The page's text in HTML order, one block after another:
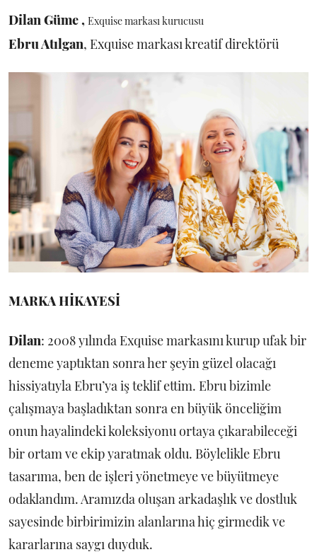
Dilan Güme , Exquise markası kurucusu
Ebru Atılgan, Exquise markası kreatif direktörü
MARKA HİKAYESİ
Dilan: 2008 yılında Exquise markasını kurup ufak bir
deneme yaptıktan sonra her şeyin güzel olacağı
hissiyatıyla Ebru’ya iş teklif ettim. Ebru bizimle
çalışmaya başladıktan sonra en büyük önceliğim
onun hayalindeki koleksiyonu ortaya çıkarabileceği
bir ortam ve ekip yaratmak oldu. Böylelikle Ebru
tasarıma, ben de işleri yönetmeye ve büyütmeye
odaklandım. Aramızda oluşan arkadaşlık ve dostluk
sayesinde birbirimizin alanlarına hiç girmedik ve
kararlarına saygı duyduk.